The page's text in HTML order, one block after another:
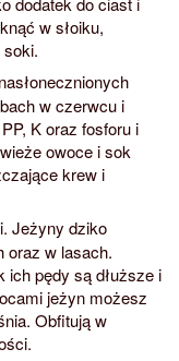
w słoiku,
w czerwcu i
K oraz fosforu i
owoce i sok
krew i
Jeżyny dziko
oraz w lasach.
ich pędy są dłuższe i
jeżyn możesz
Obfitują w